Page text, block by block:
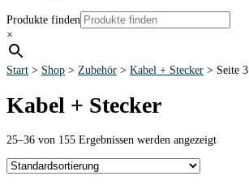
Produkte finden
×
Start > Shop > Zubehör > Kabel + Stecker > Seite 3
Kabel + Stecker
25–36 von 155 Ergebnissen werden angezeigt